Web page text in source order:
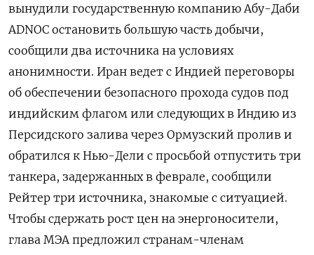
вынудили государственную компанию Абу-Даби
ADNOC остановить большую часть добычи,
сообщили два источника на условиях
анонимности. Иран ведет с Индией переговоры
об обеспечении безопасного прохода судов ​под
индийским флагом или ⁠следующих в Индию из
Персидского залива через Ормузский пролив и
обратился к Нью-Дели с просьбой отпустить три
‌танкера, задержанных в феврале, сообщили
Рейтер три источника, знакомые с ситуацией.
Чтобы ‌сдержать рост цен на энергоносители,
глава МЭА предложил странам-членам